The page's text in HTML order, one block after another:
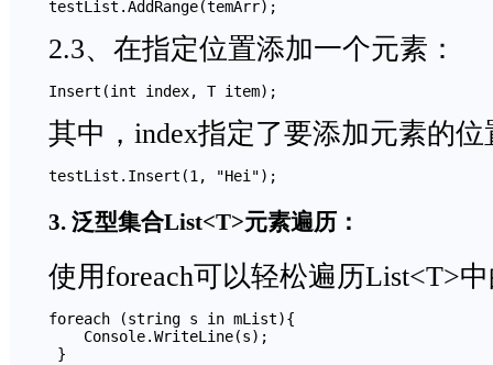
2.3、在指定位置添加一个元素：
其中，index指定了要添加元素的
testList.Insert(1, "Hei");
3. 泛型集合List<T>元素遍历：
使用foreach可以轻松遍历List<T>
foreach (string s in mList){
Console.WriteLine(s);
}